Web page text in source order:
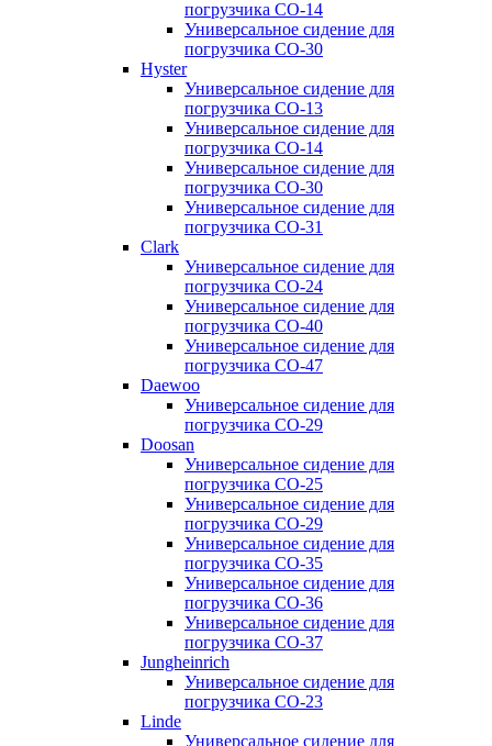
погрузчика CO-14
Универсальное сидение для
погрузчика CO-30
Hyster
Универсальное сидение для
погрузчика CO-13
Универсальное сидение для
погрузчика CO-14
Универсальное сидение для
погрузчика CO-30
Универсальное сидение для
погрузчика CO-31
Clark
Универсальное сидение для
погрузчика CO-24
Универсальное сидение для
погрузчика CO-40
Универсальное сидение для
погрузчика CO-47
Daewoo
Универсальное сидение для
погрузчика CO-29
Doosan
Универсальное сидение для
погрузчика CO-25
Универсальное сидение для
погрузчика CO-29
Универсальное сидение для
погрузчика CO-35
Универсальное сидение для
погрузчика CO-36
Универсальное сидение для
погрузчика CO-37
Jungheinrich
Универсальное сидение для
погрузчика CO-23
Linde
Универсальное сидение для